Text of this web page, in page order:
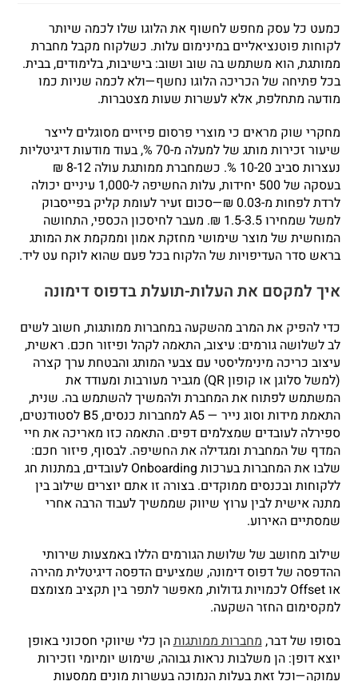
כמעט כל עסק מחפש לחשוף את הלוגו שלו לכמה שיותר
לקוחות פוטנציאליים במינימום עלות. כשלקוח מקבל מחברת
ממותגת, הוא משתמש בה שוב ושוב: בישיבות, בלימודים, בבית.
בכל פתיחה של הכריכה הלוגו נחשף—ולא לכמה שניות כמו
מודעה מתחלפת, אלא לעשרות שעות מצטברות.
מחקרי שוק מראים כי מוצרי פרסום פיזיים מסוגלים לייצר
שיעור זכירות מותג של למעלה מ-70 %, בעוד מודעות דיגיטליות
נעצרות סביב 10-20 %. כשמחברת ממותגת עולה 8-12 ₪
בעסקה של 500 יחידות, עלות החשיפה ל-1,000 עיניים יכולה
לרדת לפחות מ-0.03 ₪—סכום זעיר לעומת קליק בפייסבוק
למשל שמחירו 1.5-3.5 ₪. מעבר לחיסכון הכספי, התחושה
המוחשית של מוצר שימושי מחזקת אמון וממקמת את המותג
בראש סדר העדיפויות של הלקוח בכל פעם שהוא לוקח עט ליד.
איך למקסם את העלות-תועלת בדפוס דימונה
כדי להפיק את המרב מהשקעה במחברות ממותגות, חשוב לשים
לב לשלושה גורמים: עיצוב, התאמה לקהל ופיזור חכם. ראשית,
עיצוב כריכה מינימליסטי עם צבעי המותג והבטחת ערך קצרה
(למשל סלוגן או קופון QR) מגביר מעורבות ומעודד את
המשתמש לפתוח את המחברת ולהמשיך להשתמש בה. שנית,
התאמת מידות וסוג נייר — A5 למחברות כנסים, B5 לסטודנטים,
ספירלה לעובדים שמצלמים דפים. התאמה כזו מאריכה את חיי
המדף של המחברת ומגדילה את החשיפה. לבסוף, פיזור חכם:
שלבו את המחברות בערכות Onboarding לעובדים, במתנות חג
ללקוחות ובכנסים ממוקדים. בצורה זו אתם יוצרים שילוב בין
מתנה אישית לבין ערוץ שיווק שממשיך לעבוד הרבה אחרי
שמסתיים האירוע.
שילוב מחושב של שלושת הגורמים הללו באמצעות שירותי
ההדפסה של דפוס דימונה, שמציעים הדפסה דיגיטלית מהירה
או Offset לכמויות גדולות, מאפשר לתפר בין תקציב מצומצם
למקסימום החזר השקעה.
בסופו של דבר,מחברות ממותגותהן כלי שיווקי חסכוני באופן
יוצא דופן: הן משלבות נראות גבוהה, שימוש יומיומי וזכירות
עמוקה—וכל זאת בעלות הנמוכה בעשרות מונים ממסעות